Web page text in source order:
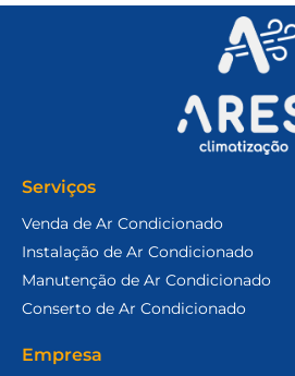
Serviços
Venda de Ar Condicionado
Instalação de Ar Condicionado
Manutenção de Ar Condicionado
Conserto de Ar Condicionado
Empresa